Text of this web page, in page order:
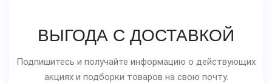
ВЫГОДА С ДОСТАВКОЙ
Подпишитесь и получайте информацию о действующих
акциях и подборки товаров на свою почту.